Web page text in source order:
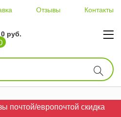
Отзывы Контакты
0 руб.
почтой/европочтой скидка